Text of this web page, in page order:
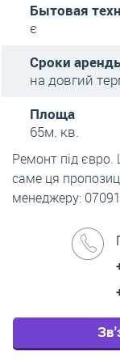
Бытовая
є
Сроки
на довгий
Площа
65м. кв.
Ремонт під євро.
саме ця
менеджеру: